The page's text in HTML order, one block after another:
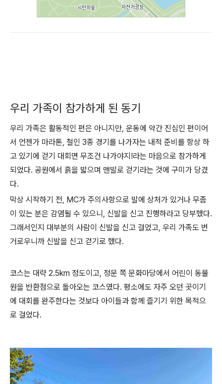
우리 가족이 참가하게 된 동기
우리 가족은 활동적인 편은 아니지만, 운동에 약간 진심인 편이어
서 언젠가 마라톤, 철인 3종 경기를 나가자는 내적 준비를 항상 하
고 있기에 걷기 대회면 무조건 나가야지!라는 마음으로 참가하게
되었다. 공원에서 흙을 밟으며 맨발로 걷기라는 것에 구미가 당겼
다.
막상 시작하기 전, MC가 주의사항으로 발에 상처가 있거나 무좀
이 있는 분은 감염될 수 있으니, 신발을 신고 진행하라고 당부했다.
그래서인지 대부분의 사람이 신발을 신고 걸었고, 우리 가족도 번
거로우니까 신발을 신고 걷기로 했다.
코스는 대략 2.5km 정도이고, 정문 쪽 문화마당에서 어린이 동물
원을 반환점으로 돌아오는 코스였다. 평소에도 자주 오던 곳이기
에 대회를 완주한다는 것보다 아이들과 함께 즐기기 위한 목적으
로 걸었다.